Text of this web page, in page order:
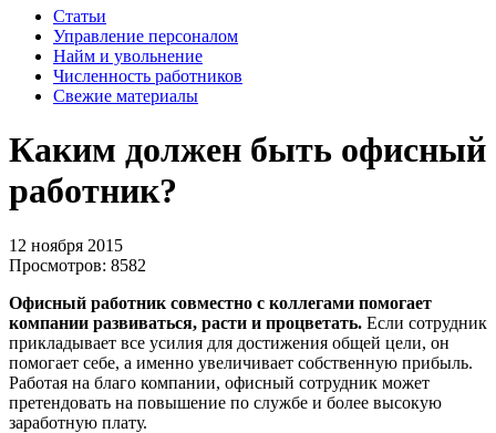
Статьи
Управление персоналом
Найм и увольнение
Численность работников
Свежие материалы
Каким должен быть офисный
работник?
12 ноября 2015
Просмотров: 8582
Офисный работник совместно с коллегами помогает
компании развиваться, расти и процветать. Если сотрудник
прикладывает все усилия для достижения общей цели, он
помогает себе, а именно увеличивает собственную прибыль.
Работая на благо компании, офисный сотрудник может
претендовать на повышение по службе и более высокую
заработную плату.